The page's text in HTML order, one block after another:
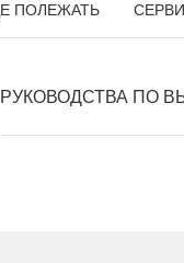
ПОЛЕЖАТЬ
РУКОВОДСТВА ПО